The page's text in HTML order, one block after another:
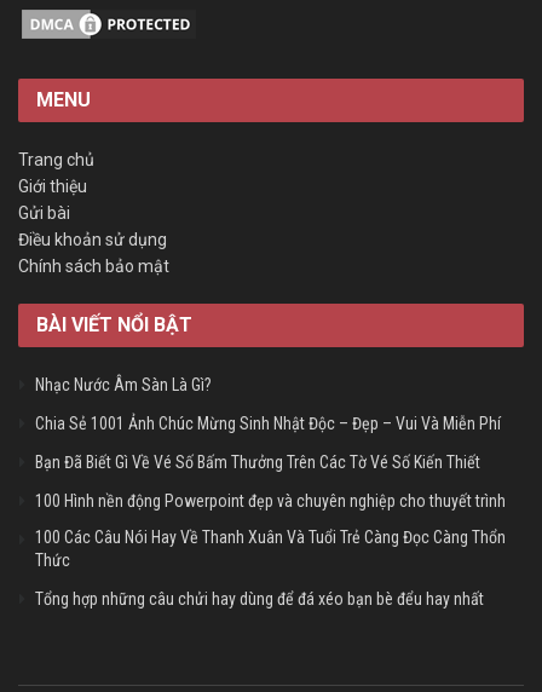
MENU
Trang chủ
Giới thiệu
Gửi bài
Điều khoản sử dụng
Chính sách bảo mật
BÀI VIẾT NỔI BẬT
Nhạc Nước Âm Sàn Là Gì?
Chia Sẻ 1001 Ảnh Chúc Mừng Sinh Nhật Độc – Đẹp – Vui Và Miễn Phí
Bạn Đã Biết Gì Về Vé Số Bấm Thưởng Trên Các Tờ Vé Số Kiến Thiết
100 Hình nền động Powerpoint đẹp và chuyên nghiệp cho thuyết trình
100 Các Câu Nói Hay Về Thanh Xuân Và Tuổi Trẻ Càng Đọc Càng Thổn
Thức
Tổng hợp những câu chửi hay dùng để đá xéo bạn bè đểu hay nhất